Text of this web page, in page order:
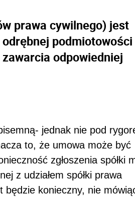
prawa cywilnego) jest
podmiotowości
odpowiedniej
jednak nie pod
to, że umowa może być
zgłoszenia spółki
z udziałem spółki prawa
będzie konieczny, nie